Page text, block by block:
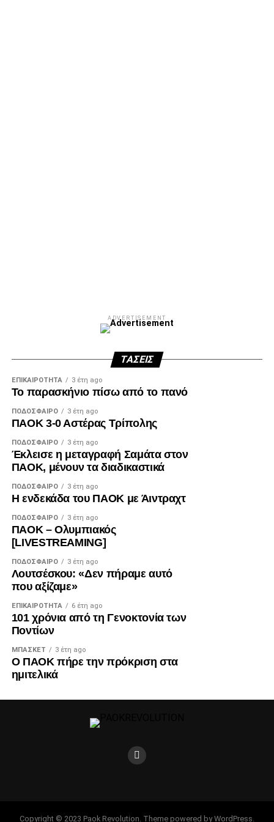
ADVERTISEMENT
ΤΆΣΕΙΣ
ΕΠΙΚΑΙΡΌΤΗΤΑ 3 έτη ago
Το παρασκήνιο πίσω από το πανό
ΠΟΔΌΣΦΑΙΡΟ 3 έτη ago
ΠΑΟΚ 3-0 Αστέρας Τρίπολης
ΠΟΔΌΣΦΑΙΡΟ 3 έτη ago
Έκλεισε η μεταγραφή Σαμάτα στον
ΠΑΟΚ, μένουν τα διαδικαστικά
ΠΟΔΌΣΦΑΙΡΟ 3 έτη ago
Η ενδεκάδα του ΠΑΟΚ με Άιντραχτ
ΠΟΔΌΣΦΑΙΡΟ 3 έτη ago
ΠΑΟΚ – Ολυμπιακός
[LIVESTREAMING]
ΠΟΔΌΣΦΑΙΡΟ 3 έτη ago
Λουτσέσκου: «Δεν πήραμε αυτό
που αξίζαμε»
ΕΠΙΚΑΙΡΌΤΗΤΑ 6 έτη ago
101 χρόνια από τη Γενοκτονία των
Ποντίων
ΜΠΆΣΚΕΤ 3 έτη ago
Ο ΠΑΟΚ πήρε την πρόκριση στα
ημιτελικά
Copyright © 2023 Paok Revolution. Theme powered by WordPress.